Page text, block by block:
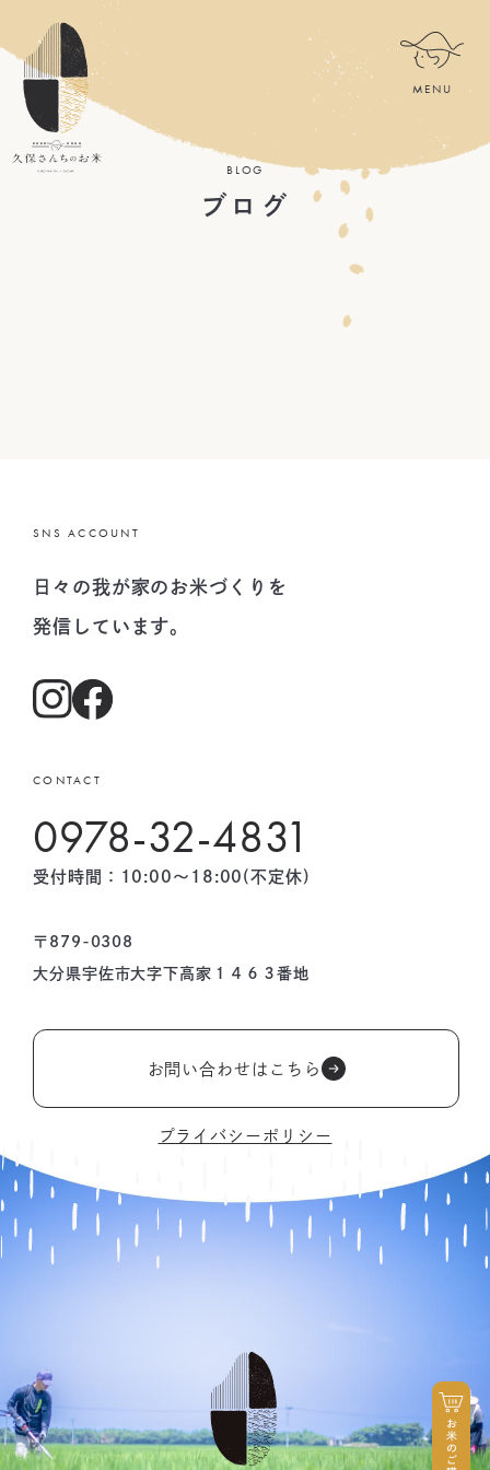
BLOG
ブログ
SNS ACCOUNT
日々の我が家のお米づくりを
発信しています。
CONTACT
0978-32-4831
受付時間：10:00〜18:00(不定休)
〒879-0308
大分県宇佐市大字下高家１４６３番地
お問い合わせはこちら
プライバシーポリシー